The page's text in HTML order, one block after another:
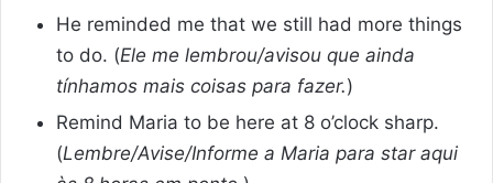
He reminded me that we still had more things
to do. (Ele me lembrou/avisou que ainda
tínhamos mais coisas para fazer.)
Remind Maria to be here at 8 o’clock sharp.
(Lembre/Avise/Informe a Maria para star aqui